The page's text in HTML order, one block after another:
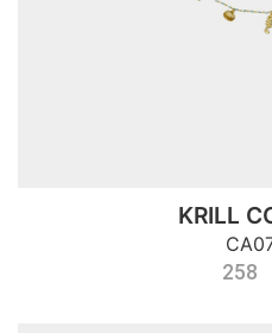
KRILL
258